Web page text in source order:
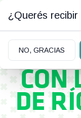
UN TRABAJO
SOCIÓLOGO
¿Querés
NO, GRACIAS